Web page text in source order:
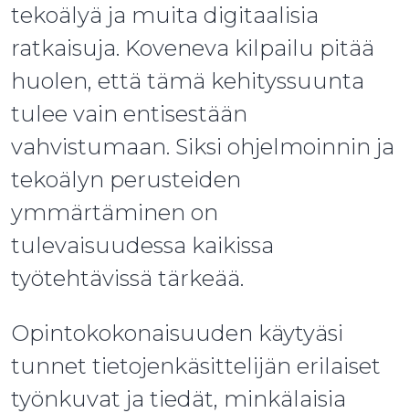
tekoälyä ja muita digitaalisia
ratkaisuja. Koveneva kilpailu pitää
huolen, että tämä kehityssuunta
tulee vain entisestään
vahvistumaan. Siksi ohjelmoinnin ja
tekoälyn perusteiden
ymmärtäminen on
tulevaisuudessa kaikissa
työtehtävissä tärkeää.
Opintokokonaisuuden käytyäsi
tunnet tietojenkäsittelijän erilaiset
työnkuvat ja tiedät, minkälaisia